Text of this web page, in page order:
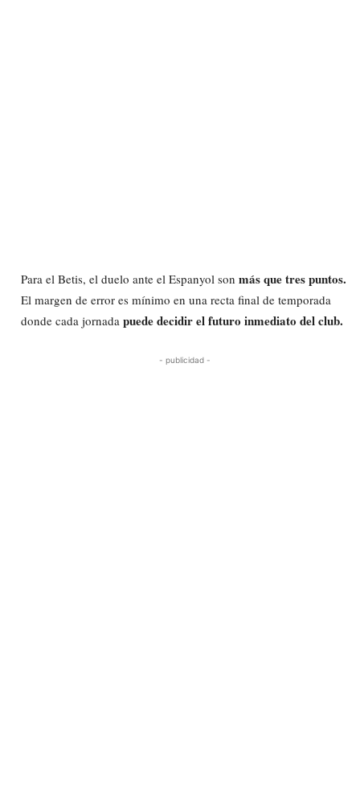
Para el Betis, el duelo ante el Espanyol son más que tres puntos.
El margen de error es mínimo en una recta final de temporada
donde cada jornada puede decidir el futuro inmediato del club.
- publicidad -